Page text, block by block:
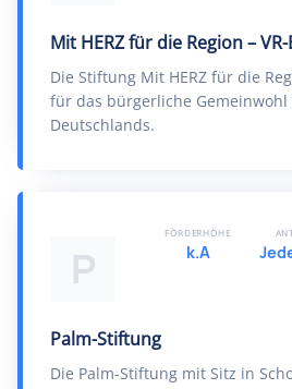
Mit HERZ für die Region –
Die Stiftung Mit HERZ für die
für das bürgerliche
Deutschlands.
P
Palm-Stiftung
Die Palm-Stiftung mit Sitz in
FÖRDERHÖHE
k.A